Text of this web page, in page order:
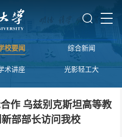
校要闻 综合新闻
术讲座 光影轻工大
作 乌兹别克斯坦高等教
部部长访问我校